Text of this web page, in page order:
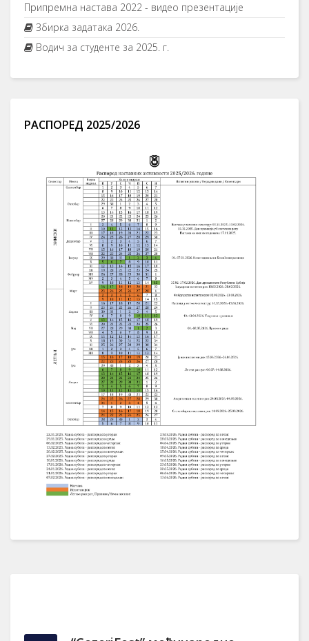
Припремна настава 2022 - видео презентације
Збирка задатака 2026.
Водич за студенте за 2025. г.
РАСПОРЕД 2025/2026